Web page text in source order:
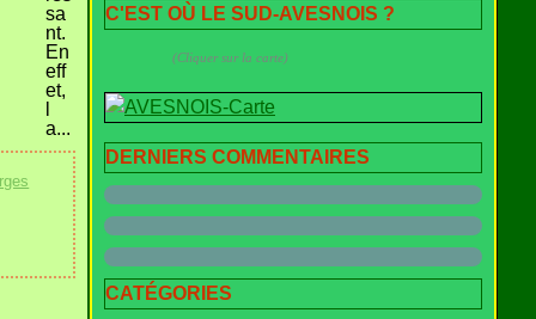
sa
nt.
En
eff
et,
a...
C'EST OÙ LE SUD-AVESNOIS ?
(Cliquer sur la carte)
DERNIERS COMMENTAIRES
CATÉGORIES